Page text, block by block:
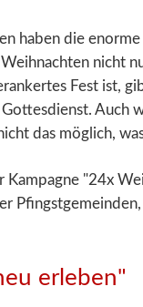
haben die
nicht
Fest ist,
Auch
das möglich,
"24x
erleben"